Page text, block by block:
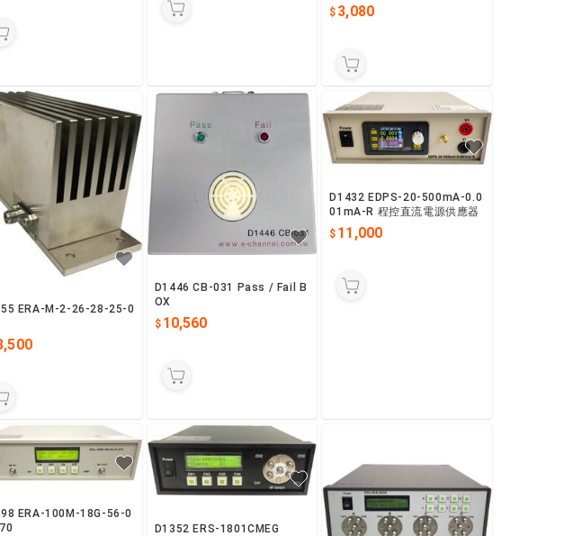
3,080
ERA-M-2-26-28-25-0
D1446 CB-031 Pass / Fail B
OX
10,560
D1432 EDPS-20-500mA-0.0
01mA-R 程控直流電源供應器
11,000
ERA-100M-18G-56-0
D1352 ERS-1801CMEG